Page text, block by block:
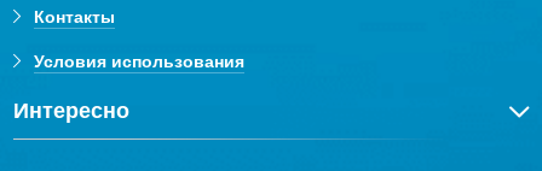
Контакты
Условия использования
Интересно